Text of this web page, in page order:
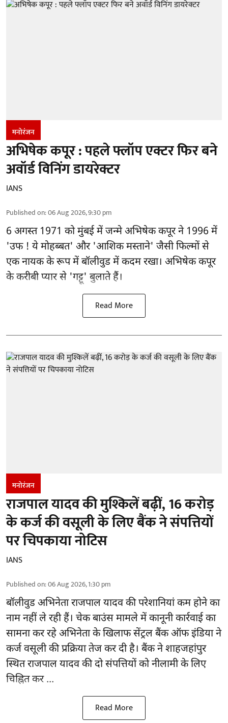
मनोरंजन
अभिषेक कपूर : पहले फ्लॉप एक्टर फिर बने
अवॉर्ड विनिंग डायरेक्टर
IANS
Published on:06 Aug 2026, 9:30 pm
6 अगस्त 1971 को मुंबई में जन्मे अभिषेक कपूर ने 1996 में
'उफ ! ये मोहब्बत' और 'आशिक मस्ताने' जैसी फिल्मों से
एक नायक के रूप मेंबॉलीवुडमें कदम रखा। अभिषेक कपूर
के करीबी प्यार से 'गट्टू' बुलाते हैं।
Read More
मनोरंजन
राजपाल यादव की मुश्किलें बढ़ीं, 16 करोड़
के कर्ज की वसूली के लिए बैंक ने संपत्तियों
पर चिपकाया नोटिस
IANS
Published on:06 Aug 2026, 1:30 pm
बॉलीवुडअभिनेता राजपाल यादव की परेशानियां कम होने का
नाम नहीं ले रही हैं। चेक बाउंस मामले में कानूनी कार्रवाई का
सामना कर रहे अभिनेता के खिलाफ सेंट्रल बैंक ऑफ इंडिया ने
कर्ज वसूली की प्रक्रिया तेज कर दी है। बैंक ने शाहजहांपुर
स्थित राजपाल यादव की दो संपत्तियों को नीलामी के लिए
चिह्नित कर ...
Read More